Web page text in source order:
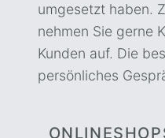
umgesetzt haben.
nehmen Sie gerne
Kunden auf. Die
persönliches